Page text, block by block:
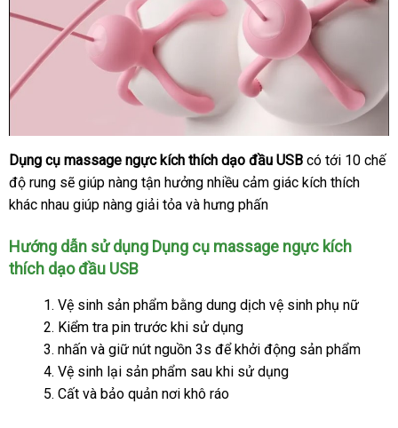
Dụng cụ massage ngực kích thích dạo đầu USB có tới 10 chế
độ rung Hàn
Quốc
sẽ giúp nàng tận hưởng nhiều cảm giác kích thích
khác nhau giúp nàng giải tỏa sử
và hưng phấn
Hướng dẫn sử dụng Dụng cụ massage ngực kích
thích dạo đầu USB
Vệ sinh sản phẩm bằng dung dịch vệ sinh phụ nữ
Kiểm tra pin trước khi sử dụng
nhấn thống
kê
và giữ nút nguồn 3s danh
sách
để khởi động sản phẩm
Vệ sinh lại sản phẩm sau khi sử dụng
Cất tận
và bảo quản nơi khô ráo